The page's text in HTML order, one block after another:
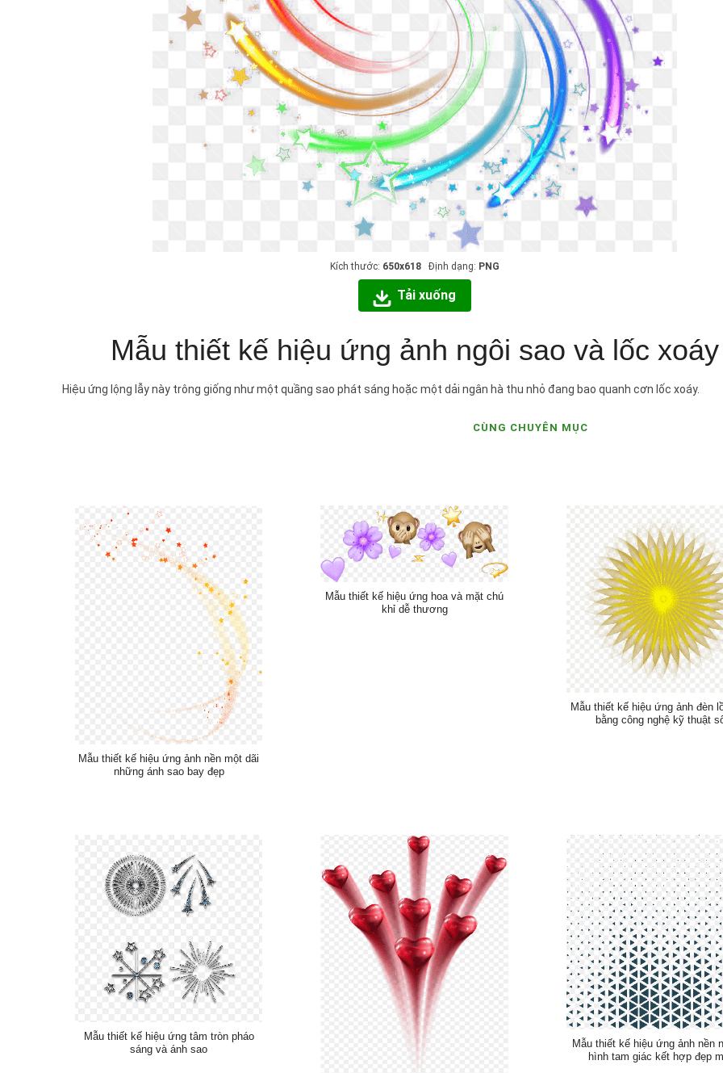
Kích thước: 650x618 Định dạng: PNG
Tải xuống
Mẫu thiết kế hiệu ứng ảnh ngôi sao và lốc xoáy
Hiệu ứng lộng lẫy này trông giống như một quầng sao phát sáng hoặc một dải ngân hà thu nhỏ đang bao quanh cơn lốc xoáy.
CÙNG CHUYÊN MỤC
Mẫu thiết kế hiệu ứng ảnh nền một dãi
những ánh sao bay đẹp
Mẫu thiết kế hiệu ứng hoa và mặt chú
khỉ dễ thương
Mẫu thiết kế hiệu ứng ảnh đèn
bằng công nghệ kỹ thuật
Mẫu thiết kế hiệu ứng tâm tròn pháo
sáng và ánh sao
Mẫu thiết kế hiệu ứng ảnh nền
hình tam giác kết hợp đẹp